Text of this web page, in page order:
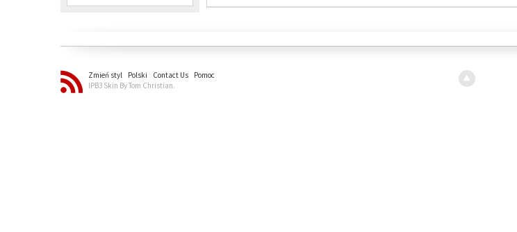
Zmień styl Polski Contact Us
Pomoc
IPB3 Skin By Tom Christian.